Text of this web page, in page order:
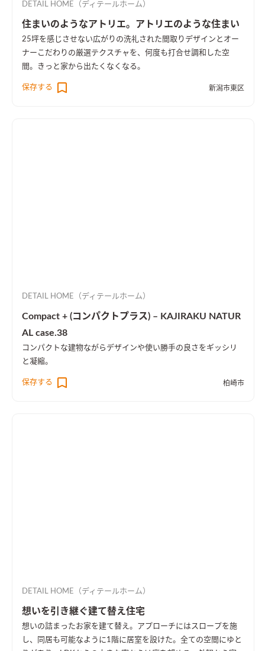
DETAIL HOME（ディテールホーム）
住まいのようなアトリエ。アトリエのような住まい
25坪を感じさせない広がりの洗礼された間取りデザインとオー
ナーこだわりの厳選テクスチャを、何度も打合せ調和した空
間。きっと家から出たくなくなる。
保存する 新潟市東区
DETAIL HOME（ディテールホーム）
Compact + (コンパクトプラス) – KAJIRAKU NATUR
AL case.38
コンパクトな建物ながらデザインや使い勝手の良さをギッシリ
と凝縮。
保存する 柏崎市
DETAIL HOME（ディテールホーム）
想いを引き継ぐ建て替え住宅
想いの詰まったお家を建て替え。アプローチにはスロープを施
し、同居も可能なように1階に居室を設けた。全ての空間にゆと